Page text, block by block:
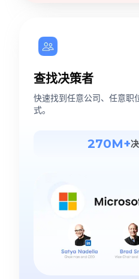
查找决策者
快速找到任意公司、任意职
式。
270M+